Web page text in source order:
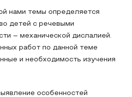
нами темы определяется
детей с речевыми
– механической дислалией.
работ по данной теме
и необходимость изучения
особенностей